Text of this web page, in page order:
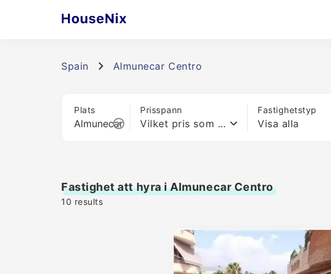
Spain Almunecar Centro
Plats Prisspann
Vilket pris som helst
Fastighetstyp
Visa alla
Fastighet att hyra i Almunecar Centro
10 results